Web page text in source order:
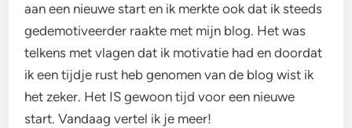
aan een nieuwe start en ik merkte ook dat ik steeds
gedemotiveerder raakte met mijn blog. Het was
telkens met vlagen dat ik motivatie had en doordat
ik een tijdje rust heb genomen van de blog wist ik
het zeker. Het IS gewoon tijd voor een nieuwe
start. Vandaag vertel ik je meer!